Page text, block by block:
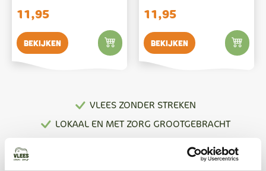
11,95
Bekijken
11,95
Bekijken
VLEES ZONDER STREKEN
LOKAAL EN MET ZORG GROOTGEBRACHT
100% NATUURLIJK VLEES